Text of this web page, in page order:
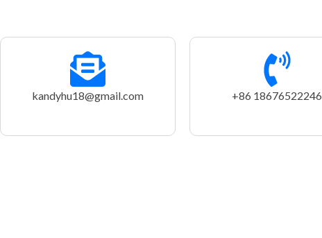
kandyhu18@gmail.com +86 18676522246